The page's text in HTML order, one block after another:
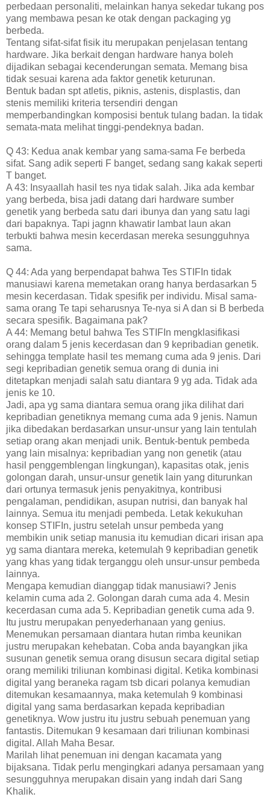
perbedaan personaliti, melainkan hanya sekedar tukang pos
yang membawa pesan ke otak dengan packaging yg
berbeda.
Tentang sifat-sifat fisik itu merupakan penjelasan tentang
hardware. Jika berkait dengan hardware hanya boleh
dijadikan sebagai kecenderungan semata. Memang bisa
tidak sesuai karena ada faktor genetik keturunan.
Bentuk badan spt atletis, piknis, astenis, displastis, dan
stenis memiliki kriteria tersendiri dengan
memperbandingkan komposisi bentuk tulang badan. Ia tidak
semata-mata melihat tinggi-pendeknya badan.
Q 43: Kedua anak kembar yang sama-sama Fe berbeda
sifat. Sang adik seperti F banget, sedang sang kakak seperti
T banget.
A 43: Insyaallah hasil tes nya tidak salah. Jika ada kembar
yang berbeda, bisa jadi datang dari hardware sumber
genetik yang berbeda satu dari ibunya dan yang satu lagi
dari bapaknya. Tapi jagnn khawatir lambat laun akan
terbukti bahwa mesin kecerdasan mereka sesungguhnya
sama.
Q 44: Ada yang berpendapat bahwa Tes STIFIn tidak
manusiawi karena memetakan orang hanya berdasarkan 5
mesin kecerdasan. Tidak spesifik per individu. Misal sama-
sama orang Te tapi seharusnya Te-nya si A dan si B berbeda
secara spesifik. Bagaimana pak?
A 44: Memang betul bahwa Tes STIFIn mengklasifikasi
orang dalam 5 jenis kecerdasan dan 9 kepribadian genetik.
sehingga template hasil tes memang cuma ada 9 jenis. Dari
segi kepribadian genetik semua orang di dunia ini
ditetapkan menjadi salah satu diantara 9 yg ada. Tidak ada
jenis ke 10.
Jadi, apa yg sama diantara semua orang jika dilihat dari
kepribadian genetiknya memang cuma ada 9 jenis. Namun
jika dibedakan berdasarkan unsur-unsur yang lain tentulah
setiap orang akan menjadi unik. Bentuk-bentuk pembeda
yang lain misalnya: kepribadian yang non genetik (atau
hasil penggemblengan lingkungan), kapasitas otak, jenis
golongan darah, unsur-unsur genetik lain yang diturunkan
dari ortunya termasuk jenis penyakitnya, kontribusi
pengalaman, pendidikan, asupan nutrisi, dan banyak hal
lainnya. Semua itu menjadi pembeda. Letak kekukuhan
konsep STIFIn, justru setelah unsur pembeda yang
membikin unik setiap manusia itu kemudian dicari irisan apa
yg sama diantara mereka, ketemulah 9 kepribadian genetik
yang khas yang tidak terganggu oleh unsur-unsur pembeda
lainnya.
Mengapa kemudian dianggap tidak manusiawi? Jenis
kelamin cuma ada 2. Golongan darah cuma ada 4. Mesin
kecerdasan cuma ada 5. Kepribadian genetik cuma ada 9.
Itu justru merupakan penyederhanaan yang genius.
Menemukan persamaan diantara hutan rimba keunikan
justru merupakan kehebatan. Coba anda bayangkan jika
susunan genetik semua orang disusun secara digital setiap
orang memiliki triliunan kombinasi digital. Ketika kombinasi
digital yang beraneka ragam tsb dicari polanya kemudian
ditemukan kesamaannya, maka ketemulah 9 kombinasi
digital yang sama berdasarkan kepada kepribadian
genetiknya. Wow justru itu justru sebuah penemuan yang
fantastis. Ditemukan 9 kesamaan dari triliunan kombinasi
digital. Allah Maha Besar.
Marilah lihat penemuan ini dengan kacamata yang
bijaksana. Tidak perlu mengingkari adanya persamaan yang
sesungguhnya merupakan disain yang indah dari Sang
Khalik.